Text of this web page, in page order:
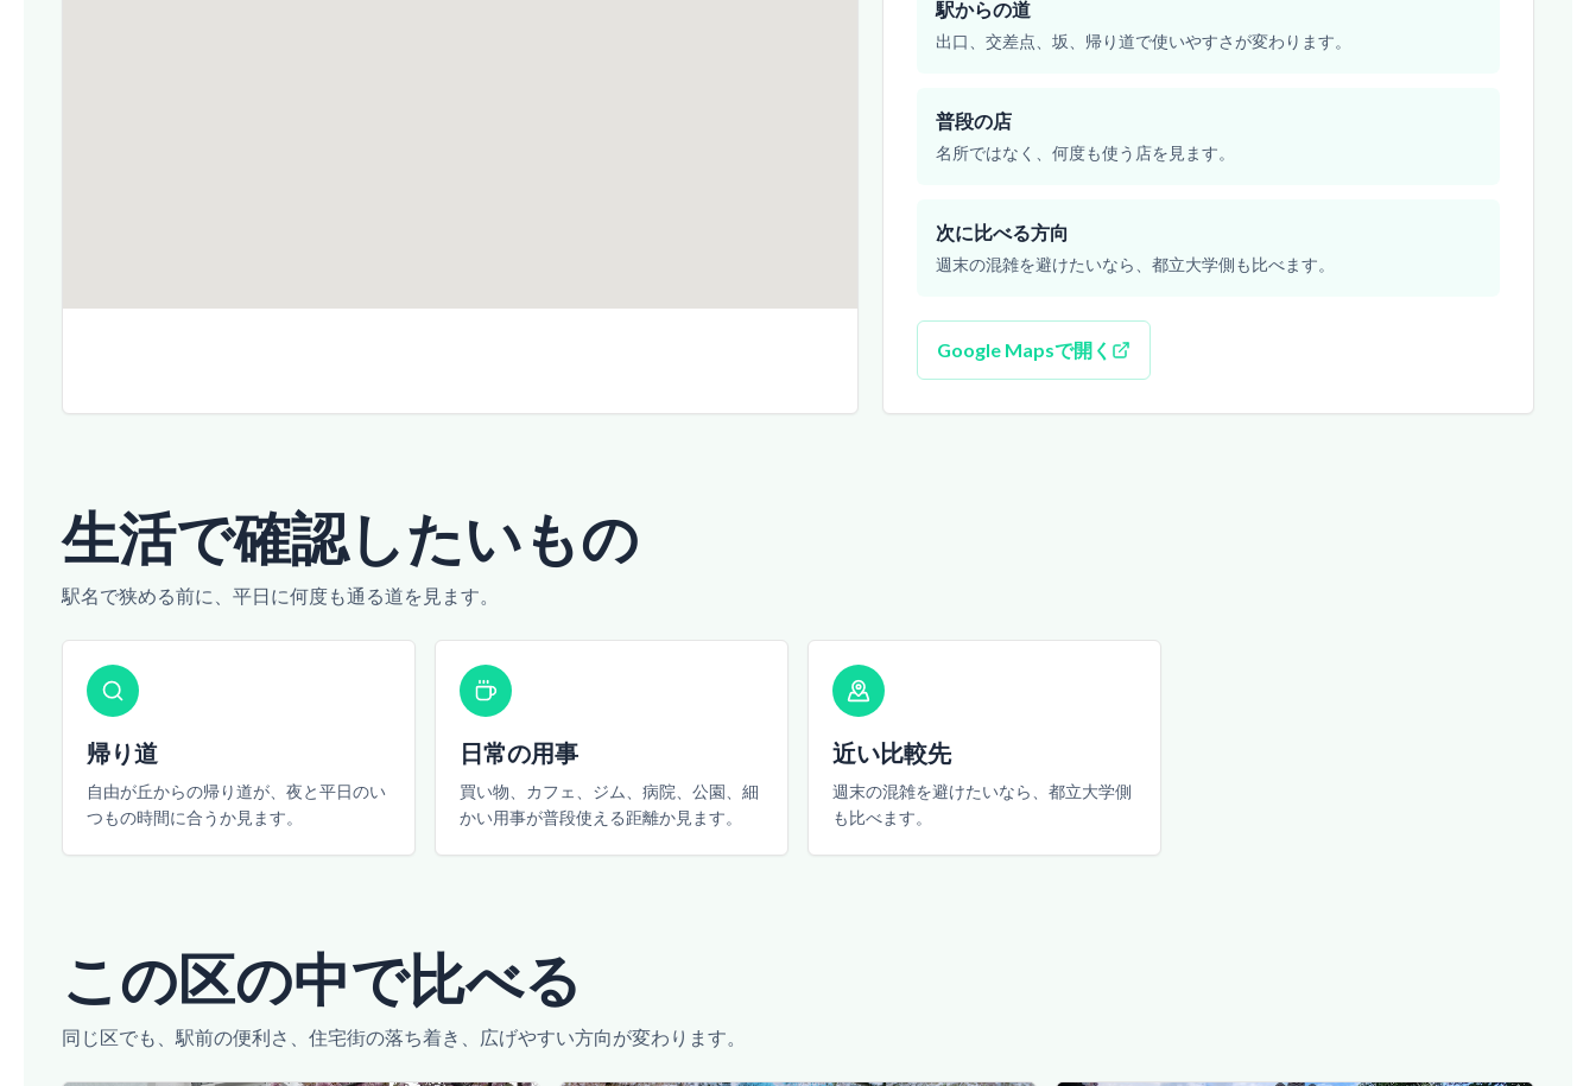
駅からの道
出口、交差点、坂、帰り道で使いやすさが変わります。
普段の店
名所ではなく、何度も使う店を見ます。
次に比べる方向
週末の混雑を避けたいなら、都立大学側も比べます。
Google Mapsで開く
生活で確認したいもの
駅名で狭める前に、平日に何度も通る道を見ます。
帰り道
自由が丘からの帰り道が、夜と平日のい
つもの時間に合うか見ます。
日常の用事
買い物、カフェ、ジム、病院、公園、細
かい用事が普段使える距離か見ます。
近い比較先
週末の混雑を避けたいなら、都立大学側
も比べます。
この区の中で比べる
同じ区でも、駅前の便利さ、住宅街の落ち着き、広げやすい方向が変わります。